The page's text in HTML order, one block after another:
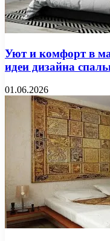
Уют и комфорт в
идеи дизайна
01.06.2026